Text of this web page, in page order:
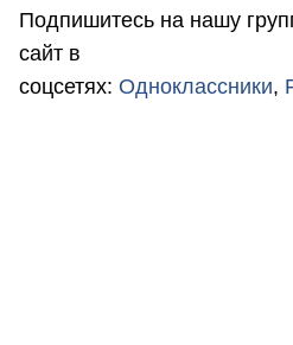
Подпишитесь на нашу
сайт в
соцсетях: Одноклассники,